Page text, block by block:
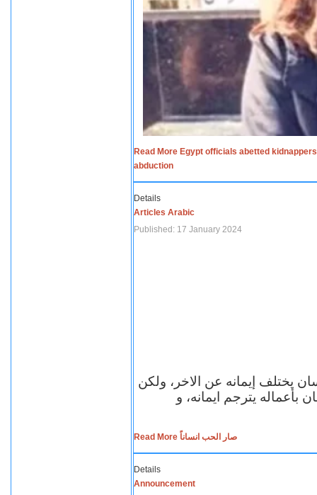
Read More Egypt officials abetted
abduction
Details
Articles Arabic
Published: 17 January 2024
يختلف إيمانه عن الاخر، ولكن
بأعماله يترجم ايمانه، و
Read More صار الحب انساناً
Details
Announcement